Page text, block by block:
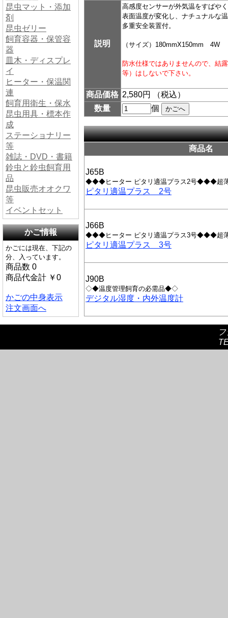
昆虫マット・添加
剤
昆虫ゼリー
飼育容器・保管容
器
皿木・ディスプレ
イ
ヒーター・保温関
連
飼育用衛生・保水
昆虫用具・標本作
成
ステーショナリー
等
雑誌・DVD・書籍
鈴虫と鈴虫飼育用
品
昆虫販売オオクワ
等
イベントセット
かご情報
かごには現在、下記の
分、入っています。
商品数 0
商品代金計 ￥0
かごの中身表示
注文画面へ
説明
高感度センサーが外気温をすばや
表面温度が変化し、ナチュナルな
多重安全装置付。
（サイズ）180mmX150mm 4W
防水仕様ではありませんので、結
等）はしないで下さい。
商品価格 2,580円 （税込）
数量
個
商品名
J65B
◆◆◆ヒーター ピタリ適温プラス2号◆◆◆超薄
ピタリ適温プラス 2号
J66B
◆◆◆ヒーター ピタリ適温プラス3号◆◆◆超薄
ピタリ適温プラス 3号
J90B
◇◆温度管理飼育の必需品◆◇
デジタル湿度・内外温度計